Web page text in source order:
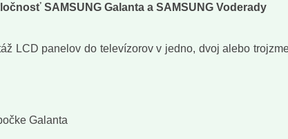
SAMSUNG Galanta a SAMSUNG Voderady
LCD panelov do televízorov v jedno, dvoj alebo
Galanta